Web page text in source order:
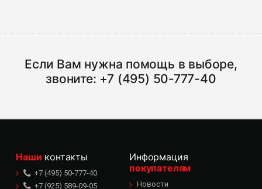
Если Вам нужна помощь в выборе,
звоните: +7 (495) 50-777-40
Наши контакты
+7 (495) 50-777-40
+7 (925) 589-09-05
Информация
покупателям
Новости